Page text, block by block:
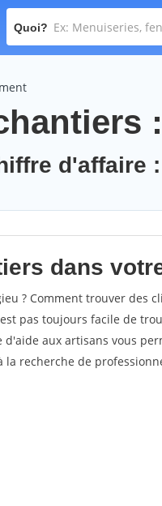
Quoi?
d'affaire
dans
? Comment trouver des
pas toujours facile de
aux artisans vous
la recherche de